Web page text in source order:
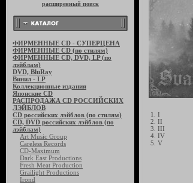
расширенный поиск
ФИРМЕННЫЕ CD - СУПЕРЦЕНА
ФИРМЕННЫЕ CD (по стилям)
ФИРМЕННЫЕ CD, DVD, LP (по
лэйблам)
DVD, BluRay
Винил - LP
Коллекционные издания
Японские CD
РАСПРОДАЖА CD РОССИЙСКИХ
ЛЭЙБЛОВ
CD российских лэйблов (по стилям)
CD, DVD российских лэйблов (по
лэйблам)
Art Music Group
Careless Records
CD-Maximum
Dark East Productions
Fresh Meat Production
Grailight Productions
Irond
1. I
2. II
3. III
4. IV
5. V